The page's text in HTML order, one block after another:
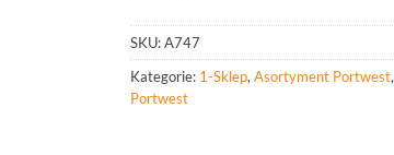
SKU:A747
Kategorie: 1-Sklep, Asortyment Portwest,
Portwest